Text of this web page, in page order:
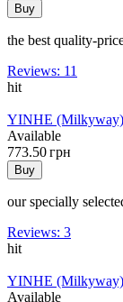
Buy
the best quality-
Reviews: 11
hit
YINHE (Milkyway)
Available
773.50 грн
Buy
our specially
Reviews: 3
hit
YINHE (Milkyway)
Available